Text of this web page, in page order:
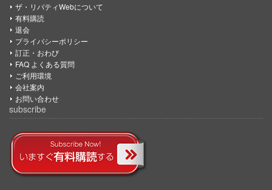
ザ・リバティWebについて
有料購読
退会
プライバシーポリシー
訂正・おわび
FAQ よくある質問
ご利用環境
会社案内
お問い合わせ
subscribe